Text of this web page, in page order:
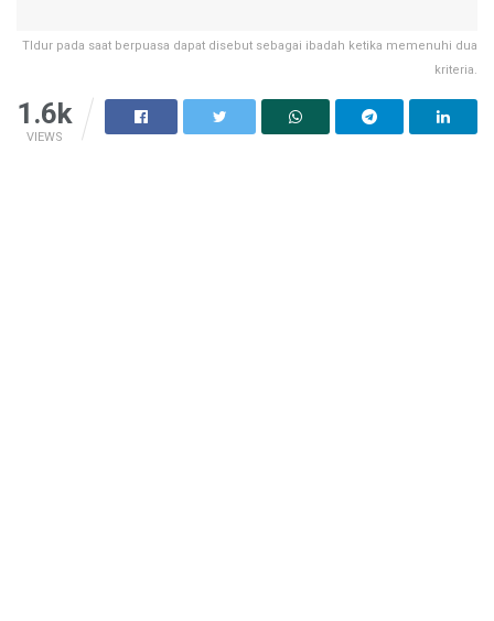
TIdur pada saat berpuasa dapat disebut sebagai ibadah ketika memenuhi dua
kriteria.
1.6k
VIEWS